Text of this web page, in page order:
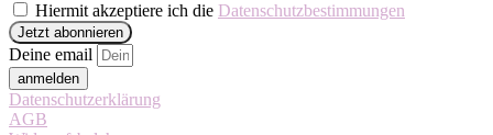
Hiermit akzeptiere ich die Datenschutzbestimmungen
Deine email
anmelden
Datenschutzerklärung
AGB